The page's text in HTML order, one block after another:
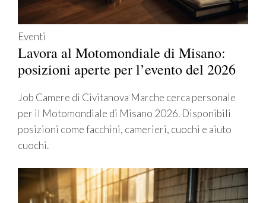
Eventi
Lavora al Motomondiale di Misano:
posizioni aperte per l’evento del 2026
Job Camere di Civitanova Marche cerca personale
per il Motomondiale di Misano 2026. Disponibili
posizioni come facchini, camerieri, cuochi e aiuto
cuochi.